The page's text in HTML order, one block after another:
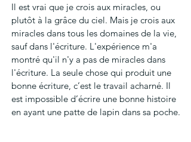
Il est vrai que je crois aux miracles, ou
plutôt à la grâce du ciel. Mais je crois aux
miracles dans tous les domaines de la vie,
sauf dans l'écriture. L'expérience m'a
montré qu'il n'y a pas de miracles dans
l'écriture. La seule chose qui produit une
bonne écriture, c’est le travail acharné. Il
est impossible d’écrire une bonne histoire
en ayant une patte de lapin dans sa poche.